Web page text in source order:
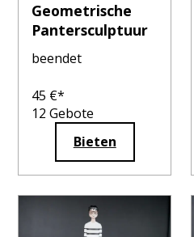
Geometrische
Pantersculptuur
beendet
45 €*
12 Gebote
Bieten